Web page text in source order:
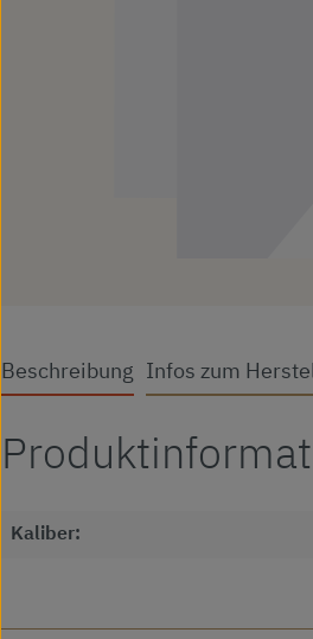
Beschreibung Infos zum
Kaliber: